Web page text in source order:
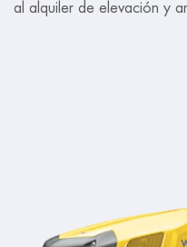
al alquiler de elevación y